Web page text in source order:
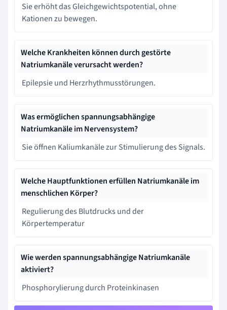
Sie erhöht das Gleichgewichtspotential, ohne
Kationen zu bewegen.
Welche Krankheiten können durch gestörte
Natriumkanäle verursacht werden?
Epilepsie und Herzrhythmusstörungen.
Was ermöglichen spannungsabhängige
Natriumkanäle im Nervensystem?
Sie öffnen Kaliumkanäle zur Stimulierung des Signals.
Welche Hauptfunktionen erfüllen Natriumkanäle im
menschlichen Körper?
Regulierung des Blutdrucks und der
Körpertemperatur
Wie werden spannungsabhängige Natriumkanäle
aktiviert?
Phosphorylierung durch Proteinkinasen